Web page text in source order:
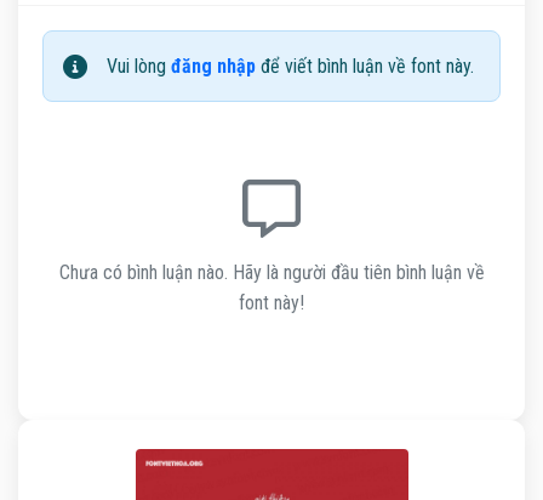
Vui lòng đăng nhập để viết bình luận về font này.
Chưa có bình luận nào. Hãy là người đầu tiên bình luận về
font này!